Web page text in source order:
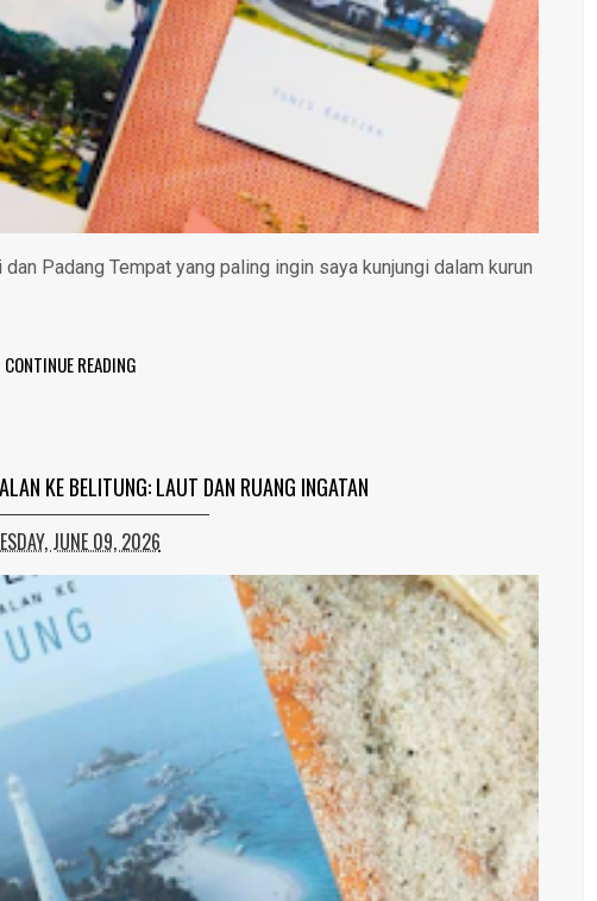
Padang Tempat yang paling ingin saya kunjungi dalam kurun
CONTINUE READING
KE BELITUNG: LAUT DAN RUANG INGATAN
JUNE 09, 2026